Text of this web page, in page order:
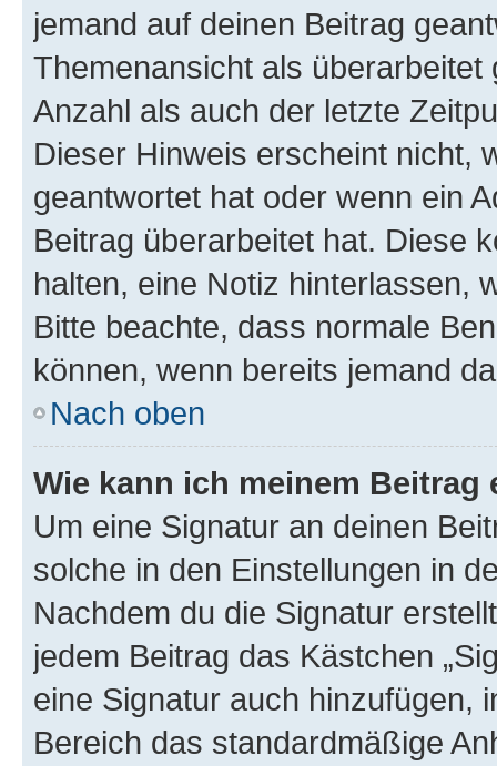
jemand auf deinen Beitrag
Themenansicht als
Anzahl als auch der letzte
Dieser Hinweis erscheint nicht,
geantwortet hat oder wenn ein
Beitrag überarbeitet hat. Diese
halten, eine Notiz hinterlassen,
Bitte beachte, dass normale
können, wenn bereits jemand
Nach oben
Wie kann ich meinem
Um eine Signatur an deinen
solche in den Einstellungen in
Nachdem du die Signatur
jedem Beitrag das Kästchen
eine Signatur auch hinzufügen,
Bereich das standardmäßige